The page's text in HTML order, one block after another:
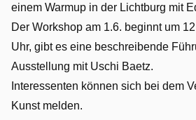
einem Warmup in der Lichtburg mit
Der Workshop am 1.6. beginnt um
Uhr, gibt es eine beschreibende
Ausstellung mit Uschi Baetz.
Interessenten können sich bei dem
Kunst melden.